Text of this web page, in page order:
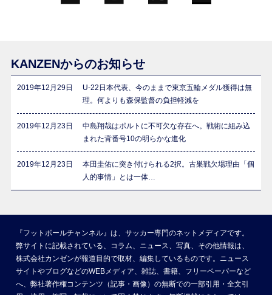
KANZENからのお知らせ
2019年12月29日
U-22日本代表、今のままで東京五輪メダル獲得は無
理。何よりも森保監督の負担軽減を
2019年12月23日
中島翔哉はポルトに不可欠な存在へ。戦術に組み込
まれた背番号10の明らかな進化
2019年12月23日
本田圭佑に突き付けられる2択。古巣戦欠場理由「個
人的事情」とは一体…
『フットボールチャンネル』は、サッカー専門のネットメディアです。
弊サイトに記載されている、コラム、ニュース、写真、その他情報は、
株式会社カンゼンが報道目的で取材、編集しているものです。ニュース
サイトやブログなどのWEBメディア、雑誌、書籍、フリーペーパーなど
へ、弊社著作権コンテンツ（記事・画像）の無断での一部引用・全文引